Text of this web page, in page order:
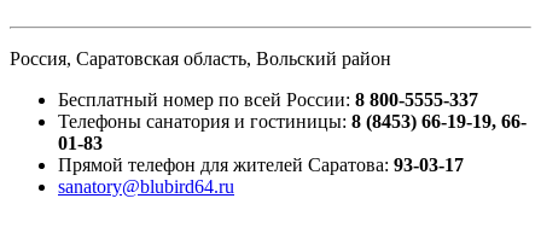
Россия, Саратовская область, Вольский район
Бесплатный номер по всей России: 8 800-5555-337
Телефоны санатория и гостиницы: 8 (8453) 66-19-19, 66-
01-83
Прямой телефон для жителей Саратова: 93-03-17
sanatory@blubird64.ru